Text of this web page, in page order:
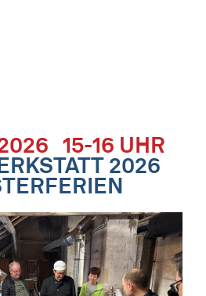
15-16 UHR
2026